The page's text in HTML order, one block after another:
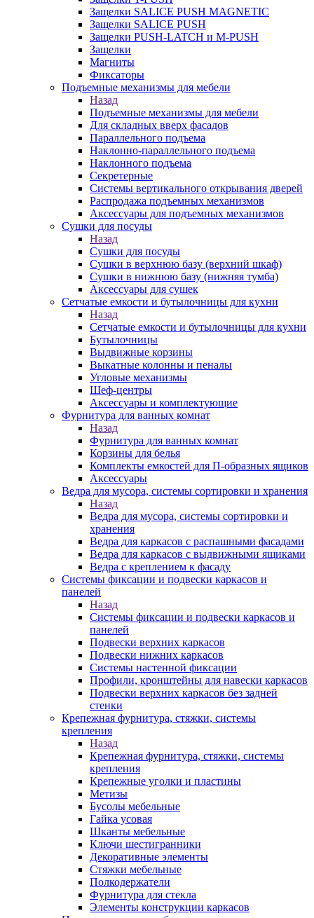
Защелки SALICE PUSH MAGNETIC
Защелки SALICE PUSH
Защелки PUSH-LATCH и M-PUSH
Защелки
Магниты
Фиксаторы
Подъемные механизмы для мебели
Назад
Подъемные механизмы для мебели
Для складных вверх фасадов
Параллельного подъема
Наклонно-параллельного подъема
Наклонного подъема
Секретерные
Системы вертикального открывания дверей
Распродажа подъемных механизмов
Аксессуары для подъемных механизмов
Сушки для посуды
Назад
Сушки для посуды
Сушки в верхнюю базу (верхний шкаф)
Сушки в нижнюю базу (нижняя тумба)
Аксессуары для сушек
Сетчатые емкости и бутылочницы для кухни
Назад
Сетчатые емкости и бутылочницы для кухни
Бутылочницы
Выдвижные корзины
Выкатные колонны и пеналы
Угловые механизмы
Шеф-центры
Аксессуары и комплектующие
Фурнитура для ванных комнат
Назад
Фурнитура для ванных комнат
Корзины для белья
Комплекты емкостей для П-образных ящиков
Аксессуары
Ведра для мусора, системы сортировки и хранения
Назад
Ведра для мусора, системы сортировки и
хранения
Ведра для каркасов с распашными фасадами
Ведра для каркасов с выдвижными ящиками
Ведра с креплением к фасаду
Системы фиксации и подвески каркасов и
панелей
Назад
Системы фиксации и подвески каркасов и
панелей
Подвески верхних каркасов
Подвески нижних каркасов
Системы настенной фиксации
Профили, кронштейны для навески каркасов
Подвески верхних каркасов без задней
стенки
Крепежная фурнитура, стяжки, системы
крепления
Назад
Крепежная фурнитура, стяжки, системы
крепления
Крепежные уголки и пластины
Метизы
Бусолы мебельные
Гайка усовая
Шканты мебельные
Ключи шестигранники
Декоративные элементы
Стяжки мебельные
Полкодержатели
Фурнитура для стекла
Элементы конструкции каркасов